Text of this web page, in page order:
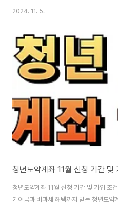
서 오늘은 로제 아파트의 가사를 해석해
럽처럼 변모시켜 파티와 일탈의 즐거움
테마를 직설적이고 생생한 표현으로 그려
을 벗어난 자유로움을 느끼게 만듭니다
kissy face / Sent to your phone
2024. 11. 5.
청년도약계좌 11월 신청 기간 및
청년도약계좌 11월 신청 기간 및 가입 조
기여금과 비과세 해택까지 받는 청년도약